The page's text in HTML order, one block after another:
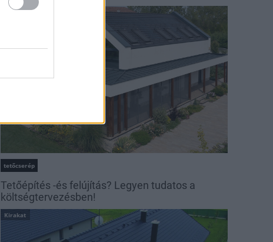
Kirakat
tetőcserép
Tetőépítés -és felújítás? Legyen tudatos a
költségtervezésben!
Kirakat